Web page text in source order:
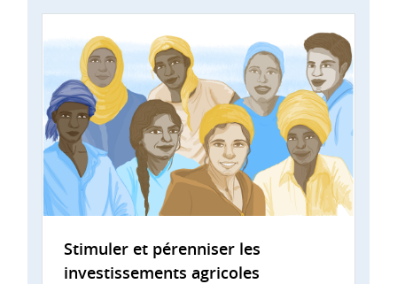
Stimuler et pérenniser les
investissements agricoles